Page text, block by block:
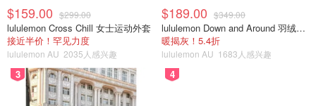
$159.00 $299.00
lululemon Cross Chill 女士运动外套
接近半价！罕见力度
lululemon AU 2035人感兴趣
$189.00 $349.00
lululemon Down and Around 羽绒夹克
暖揭灰！5.4折
lululemon AU 1683人感兴趣
3 4